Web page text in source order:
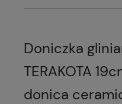
Doniczka
TERAKOTA
donica